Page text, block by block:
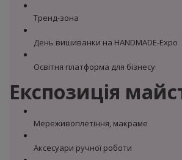
Тренд-зона
День вишиванки на HANDMADE-Expo
Освітня платформа для бізнесу
Експозиція
Мереживоплетіння, макраме
Аксесуари ручної роботи